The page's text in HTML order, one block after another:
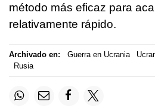
método más eficaz para
relativamente rápido.
Archivado en: Guerra en Ucrania
Rusia